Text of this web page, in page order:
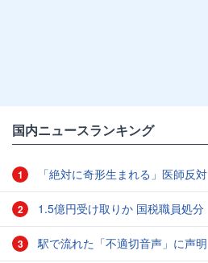
国内ニュースランキング
1 「絶対に奇形生まれる」医師反対
2 1.5億円受け取りか 国税職員処分
3 駅で流れた「不適切音声」に声明